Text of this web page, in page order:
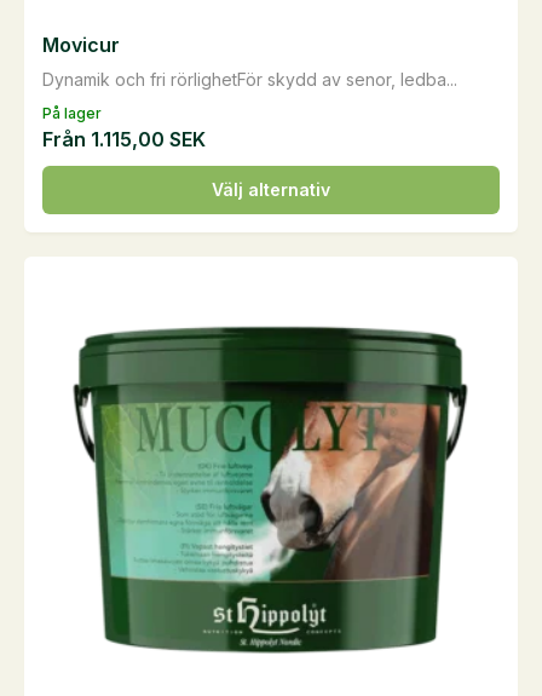
På lager
Dynamik och fri rörlighetFör skydd av senor, ledba...
Movicur
Från 1.115,00 SEK
Välj alternativ
Den
här
produkten
varianter.
olika
alternativen
produktsidan